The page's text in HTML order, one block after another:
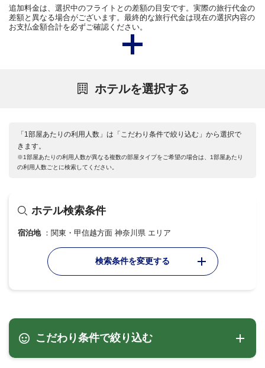
追加料金は、選択中のフライトとの差額の目安です。実際の旅行代金の
差額と異なる場合がございます。最終的な旅行代金は現在の選択内容の
お支払金額合計を必ずご確認ください。
ホテルを選択する
「1部屋あたりの利用人数」は「こだわり条件で絞り込む」から選択で
きます。
※1部屋あたりの利用人数が異なる複数の部屋タイプをご希望の場合は、1部屋あたり
の利用人数ごとに検索してください。
ホテル検索条件
宿泊地 関東・甲信越方面 神奈川県 エリア
検索条件を変更する
こだわり条件で絞り込む